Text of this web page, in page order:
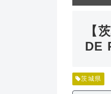
【
DE
茨城県